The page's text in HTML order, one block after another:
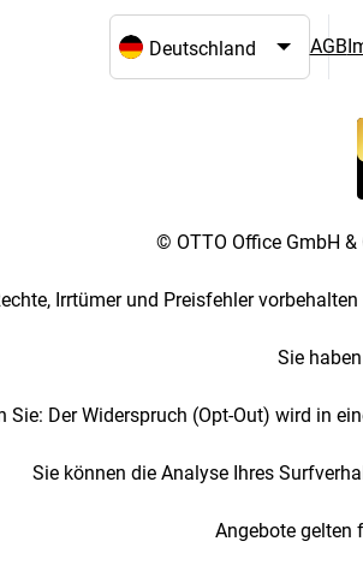
Sprach- und Landesauswahl
AGB
© OTTO Office GmbH &
Irrtümer und Preisfehler
Sie
Sie: Der Widerspruch (Opt-Out) wird in
Sie können die Analyse Ihres
Angebote gelten